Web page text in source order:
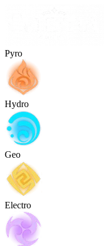
Pyro
Hydro
Geo
Electro